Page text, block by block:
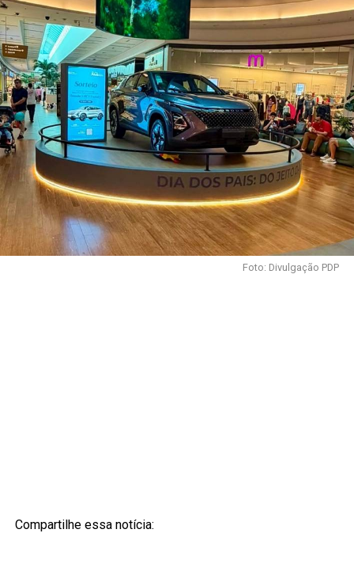
Foto: Divulgação PDP
Compartilhe essa notícia: